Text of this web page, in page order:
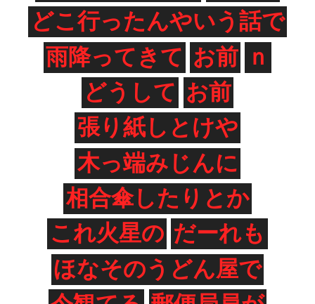
どこ行ったんやいう話で
雨降ってきて お前 ｎ
どうして お前
張り紙しとけや
木っ端みじんに
相合傘したりとか
これ火星の だーれも
ほなそのうどん屋で